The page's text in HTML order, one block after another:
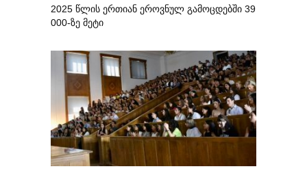
2025 წლის ერთიან ეროვნულ გამოცდებში 39
000-ზე მეტი